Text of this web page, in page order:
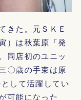
きた。元ＳＫＥ
）は秋葉原「発
同店初のユニッ
〇歳の手束は原
して活躍してい
可能になった